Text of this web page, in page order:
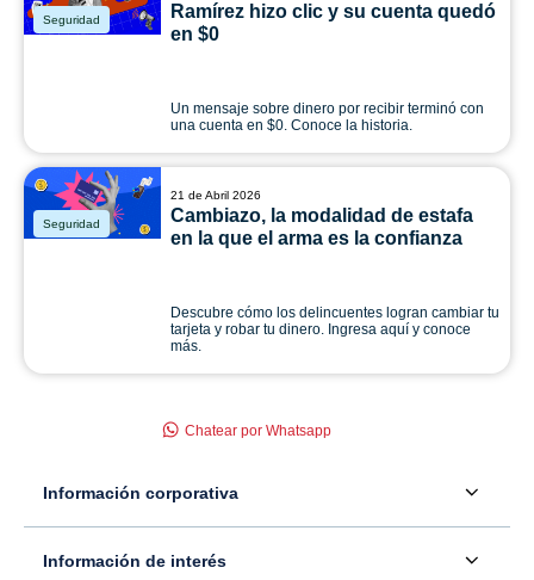
Seguridad
Ramírez hizo clic y su cuenta quedó
en $0
Un mensaje sobre dinero por recibir terminó con
una cuenta en $0. Conoce la historia.
Seguridad
21 de Abril 2026
Cambiazo, la modalidad de estafa
en la que el arma es la confianza
Descubre cómo los delincuentes logran cambiar tu
tarjeta y robar tu dinero. Ingresa aquí y conoce
más.
Información corporativa
Información de interés
Chatear por Whatsapp